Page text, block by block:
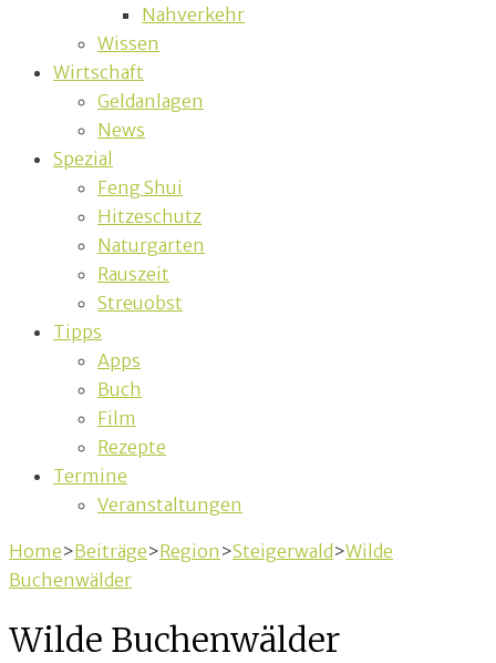
Nahverkehr
Wissen
Wirtschaft
Geldanlagen
News
Spezial
Feng Shui
Hitzeschutz
Naturgarten
Rauszeit
Streuobst
Tipps
Apps
Buch
Film
Rezepte
Termine
Veranstaltungen
Home>Beiträge>Region >Steigerwald >Wilde
Buchenwälder
Wilde Buchenwälder